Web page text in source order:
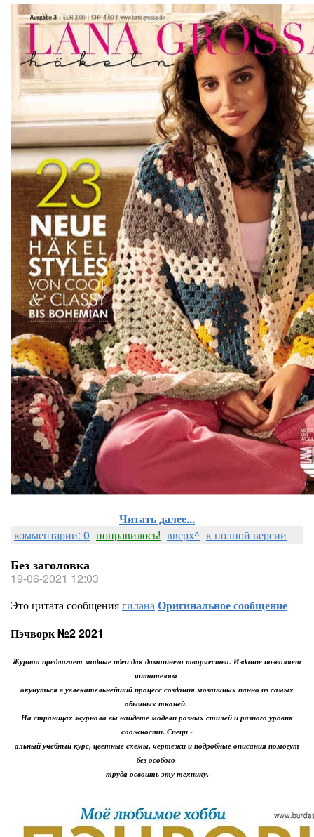
Читать далее...
комментарии: 0 понравилось! вверх^ к полной версии
Без заголовка
19-06-2021 12:03
Это цитата сообщениягиланаОригинальное сообщение
Пэчворк №2 2021
Журнал предлагает модные идеи для домашнего творчества. Издание позволяет
читателям
окунуться в увлекательнейший процесс создания мозаичных панно из самых
обычных тканей.
На страницах журнала вы найдете модели разных стилей и разного уровня
сложности. Специ -
альный учебный курс, цветные схемы, чертежи и подробные описания помогут
без особого
труда освоить эту технику.